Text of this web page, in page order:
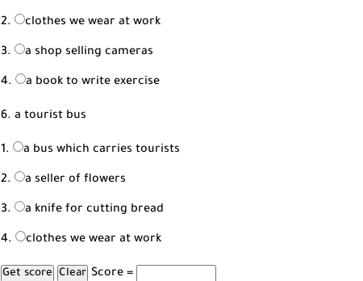
clothes we wear at work
a shop selling cameras
a book to write exercise
6. a tourist bus
a bus which carries tourists
a seller of flowers
a knife for cutting bread
clothes we wear at work
Score =